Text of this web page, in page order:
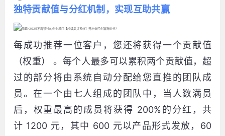
独特贡献值与分红机制，实现互助共赢
每成功推荐一位客户，您还将获得一个贡献值
（权重） 。每个人最多可以累积两个贡献值，超
过的部分将由系统自动分配给您直推的团队成
员。在一个由七人组成的团队中，当人数满员
后，权重最高的成员将获得 200%的分红，共
计 1200 元，其中 600 元以产品形式发放，60